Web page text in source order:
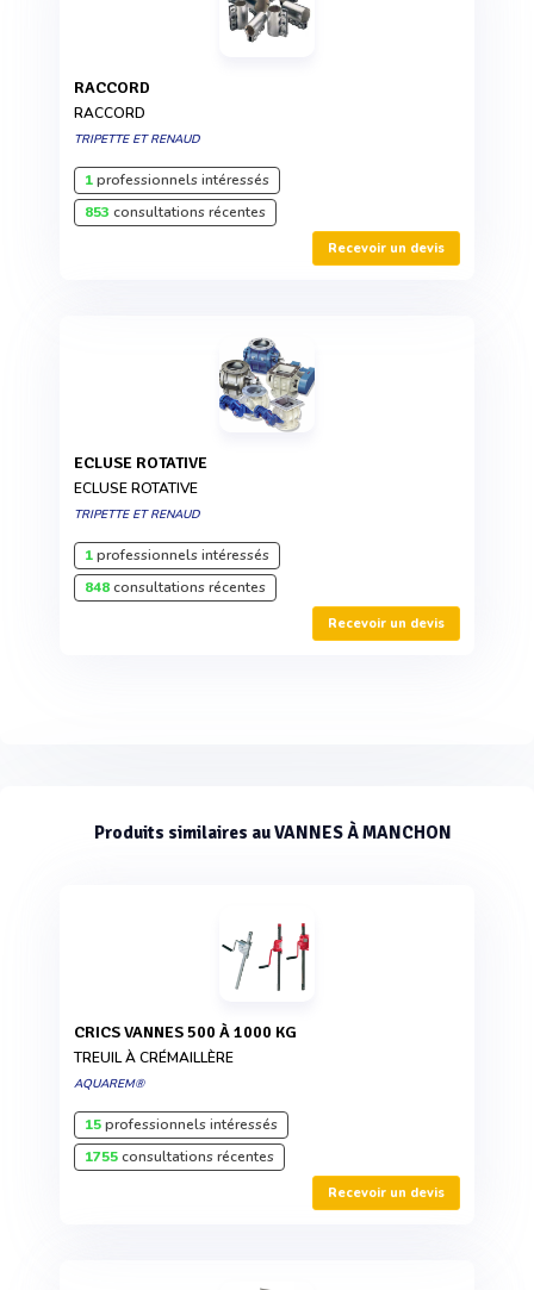
RACCORD
RACCORD
TRIPETTE ET RENAUD
1professionnels intéressés
853 consultations récentes
Recevoir un devis
ECLUSE ROTATIVE
ECLUSE ROTATIVE
TRIPETTE ET RENAUD
1professionnels intéressés
848consultations récentes
Recevoir un devis
Produits similaires au VANNES À MANCHON
CRICS VANNES 500 À 1000 KG
TREUIL À CRÉMAILLÈRE
AQUAREM®
15professionnels intéressés
1755consultations récentes
Recevoir un devis